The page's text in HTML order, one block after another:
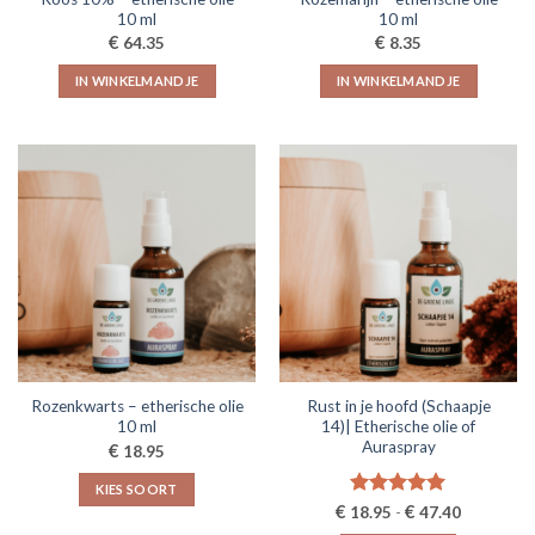
10 ml
€ 64.35
IN WINKELMANDJE
10 ml
€ 8.35
IN WINKELMANDJE
Rozenkwarts – etherische olie
10 ml
€ 18.95
KIES SOORT
Rust in je hoofd (Schaapje
14)| Etherische olie of
Auraspray
Gewaardeerd
€ 18.95 - € 47.40